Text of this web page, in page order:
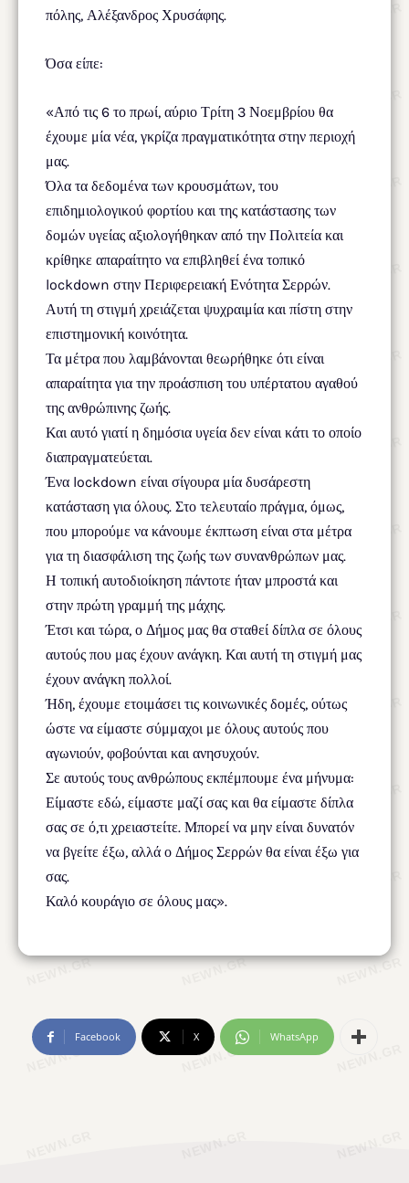
πόλης, Αλέξανδρος Χρυσάφης.
Όσα είπε:
«Από τις 6 το πρωί, αύριο Τρίτη 3 Νοεμβρίου θα
έχουμε μία νέα, γκρίζα πραγματικότητα στην περιοχή
μας.
Όλα τα δεδομένα των κρουσμάτων, του
επιδημιολογικού φορτίου και της κατάστασης των
δομών υγείας αξιολογήθηκαν από την Πολιτεία και
κρίθηκε απαραίτητο να επιβληθεί ένα τοπικό
lockdown στην Περιφερειακή Ενότητα Σερρών.
Αυτή τη στιγμή χρειάζεται ψυχραιμία και πίστη στην
επιστημονική κοινότητα.
Τα μέτρα που λαμβάνονται θεωρήθηκε ότι είναι
απαραίτητα για την προάσπιση του υπέρτατου αγαθού
της ανθρώπινης ζωής.
Και αυτό γιατί η δημόσια υγεία δεν είναι κάτι το οποίο
διαπραγματεύεται.
Ένα lockdown είναι σίγουρα μία δυσάρεστη
κατάσταση για όλους. Στο τελευταίο πράγμα, όμως,
που μπορούμε να κάνουμε έκπτωση είναι στα μέτρα
για τη διασφάλιση της ζωής των συνανθρώπων μας.
Η τοπική αυτοδιοίκηση πάντοτε ήταν μπροστά και
στην πρώτη γραμμή της μάχης.
Έτσι και τώρα, ο Δήμος μας θα σταθεί δίπλα σε όλους
αυτούς που μας έχουν ανάγκη. Και αυτή τη στιγμή μας
έχουν ανάγκη πολλοί.
Ήδη, έχουμε ετοιμάσει τις κοινωνικές δομές, ούτως
ώστε να είμαστε σύμμαχοι με όλους αυτούς που
αγωνιούν, φοβούνται και ανησυχούν.
Σε αυτούς τους ανθρώπους εκπέμπουμε ένα μήνυμα:
Είμαστε εδώ, είμαστε μαζί σας και θα είμαστε δίπλα
σας σε ό,τι χρειαστείτε. Μπορεί να μην είναι δυνατόν
να βγείτε έξω, αλλά ο Δήμος Σερρών θα είναι έξω για
σας.
Καλό κουράγιο σε όλους μας».
Facebook X WhatsApp